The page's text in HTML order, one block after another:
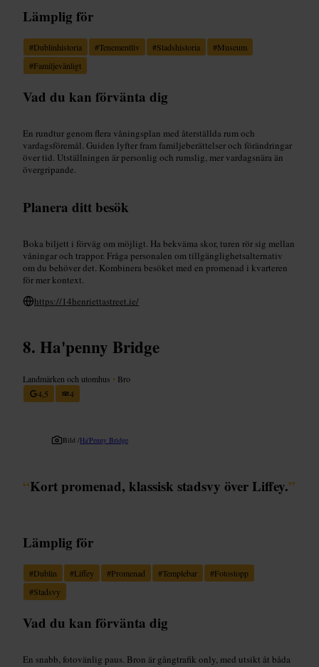
Lämplig för
#Dublinhistoria #Tenementliv #Stadshistoria #Museum
#Familjevänligt
Vad du kan förvänta dig
En rundtur genom flera våningsplan med återställda rum och
vardagsföremål. Guiden lyfter fram familjeberättelser och förändringar
över tid. Utställningen är personlig och rumslig, mer vardagsnära än
övergripande.
Planera ditt besök
Boka biljett i förväg om möjligt. Ha bekväma skor, turen rör sig mellan
våningar och trappor. Fråga personalen om tillgänglighetsalternativ
om du behöver det. Kombinera besöket med en promenad i kvarteren
för mer kontext.
https://14henriettastreet.ie/
Ha'penny Bridge
Landmärken och utomhus • Bro
4,5
4
Bild /Ha'Penny Bridge
“Kort promenad, klassisk stadsvy över Liffey.”
Lämplig för
#Dublin #Liffey #Promenad #Templebar #Fotostopp
#Stadsvy
Vad du kan förvänta dig
En snabb, fotovänlig paus. Bron är gångtrafik only, med utsikt åt båda